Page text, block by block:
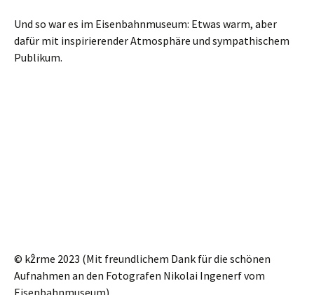
Und so war es im Eisenbahnmuseum: Etwas warm, aber
dafür mit inspirierender Atmosphäre und sympathischem
Publikum.
© kẑrme 2023 (Mit freundlichem Dank für die schönen
Aufnahmen an den Fotografen Nikolai Ingenerf vom